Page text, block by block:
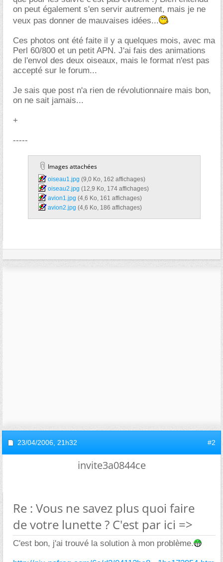
on peut également s'en servir autrement, mais je ne
veux pas donner de mauvaises idées...
Ces photos ont été faite il y a quelques mois, avec ma
Perl 60/800 et un petit APN. J'ai fais des animations
de l'envol des deux oiseaux, mais le format n'est pas
accepté sur le forum...
Je sais que post n'a rien de révolutionnaire mais bon,
on ne sait jamais...
+
-----
Images attachées
oiseau1.jpg‎ (9,0 Ko, 162 affichages)
oiseau2.jpg‎ (12,9 Ko, 174 affichages)
avion1.jpg‎ (4,6 Ko, 161 affichages)
avion2.jpg‎ (4,6 Ko, 186 affichages)
23/04/2006, 21h32 #2
invite3a0844ce
Re : Vous ne savez plus quoi faire
de votre lunette ? C'est par ici =>
C'est bon, j'ai trouvé la solution à mon problème.